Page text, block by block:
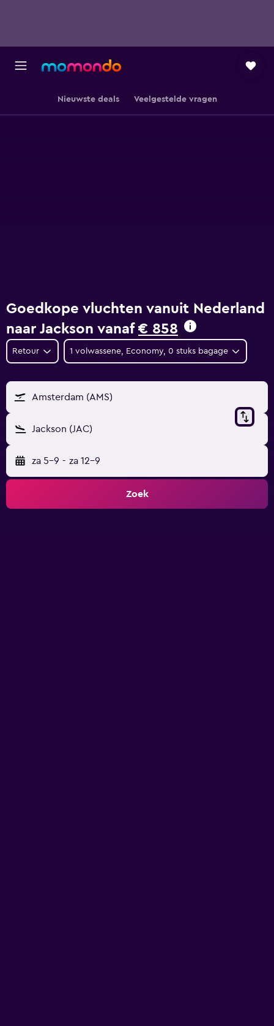
Nieuwste deals Veelgestelde vragen
Goedkope vluchten vanuit Nederland
naar Jackson vanaf € 858
Retour 1 volwassene, Economy, 0 stuks bagage
Amsterdam (AMS)
Jackson (JAC)
za 5-9 - za 12-9
Zoek